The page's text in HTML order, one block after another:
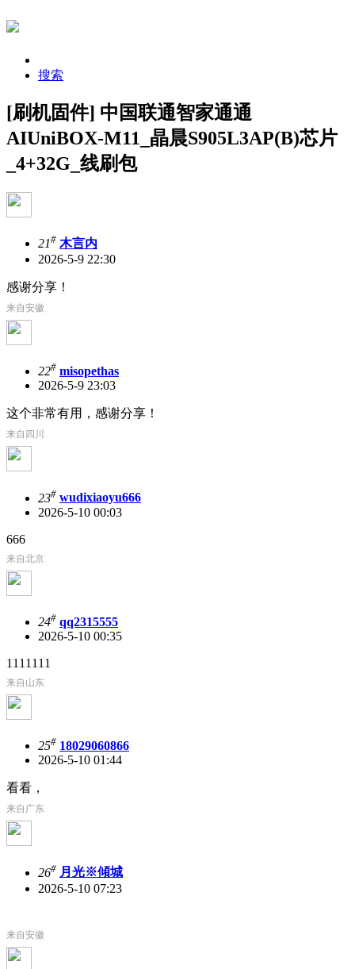
搜索
[刷机固件] 中国联通智家通通
AIUniBOX-M11_晶晨S905L3AP(B)芯片
_4+32G_线刷包
21# 木言内
2026-5-9 22:30
感谢分享！
来自安徽
22# misopethas
2026-5-9 23:03
这个非常有用，感谢分享！
来自四川
23# wudixiaoyu666
2026-5-10 00:03
666
来自北京
24# qq2315555
2026-5-10 00:35
1111111
来自山东
25# 18029060866
2026-5-10 01:44
看看，
来自广东
26# 月光※傾城
2026-5-10 07:23
来自安徽